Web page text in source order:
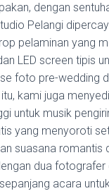
dengan
Pelangi
pelaminan yang
LED screen tipis
foto pre-wedding
kami juga
untuk musik
yang menyoroti
suasana romantis
dua fotografer
acara